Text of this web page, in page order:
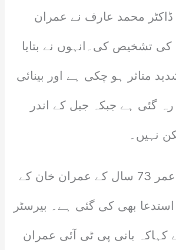
ڈاکٹر محمد عارف نے عمران
تشخیص کی۔انہوں نے بتایا
متاثر ہو چکی ہے اور بینائی
رہ گئی ہے جبکہ جیل کے اندر
نہیں۔
درخواست میں عمر 73 سال کے عمران خان کے
بھی کی گئی ہے۔ بیرسٹر
کہاکہ بانی پی ٹی آئی عمران